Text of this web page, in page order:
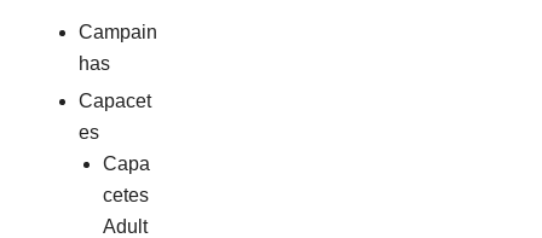
Campain
has
Capacet
es
Capa
cetes
Adult